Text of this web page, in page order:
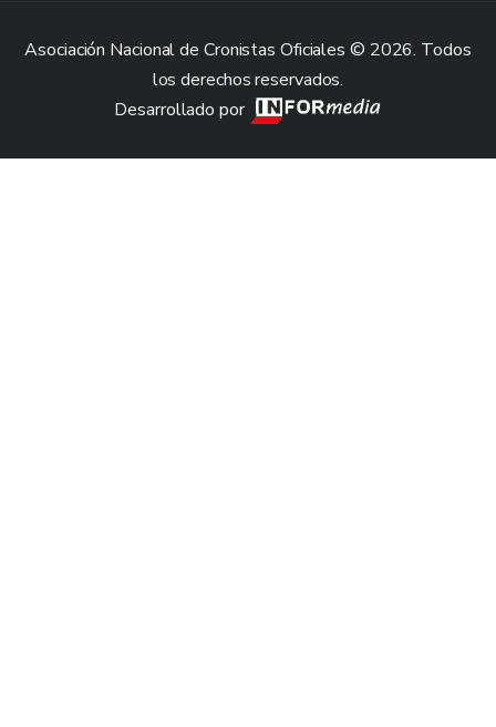
Asociación Nacional de Cronistas Oficiales © 2026. Todos
los derechos reservados.
Desarrollado por